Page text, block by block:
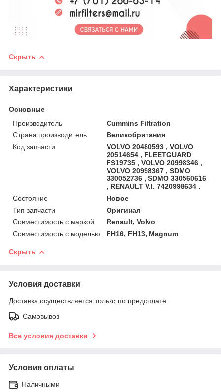
Скрыть
Характеристики
Основные
Производитель
Cummins Filtration
Страна производитель
Великобритания
Код запчасти
VOLVO 20480593 , VOLVO
20514654 , FLEETGUARD
FS19735 , VOLVO 20998346 ,
VOLVO 20998367 , SDMO
330052736 , SDMO 330560616
, RENAULT V.I. 7420998634 .
Состояние
Новое
Тип запчасти
Оригинал
Совместимость с маркой
Renault, Volvo
Совместимость с моделью
FH16, FH13, Magnum
Скрыть
Условия доставки
Доставка осуществляется только по предоплате.
Самовывоз
Все условия доставки
Условия оплаты
Наличными